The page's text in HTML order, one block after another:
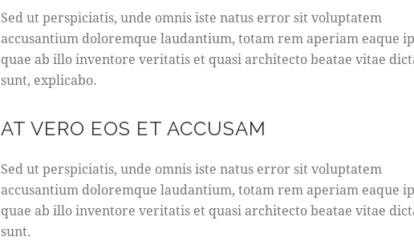
Sed ut perspiciatis, unde omnis iste natus error sit voluptatem
accusantium doloremque laudantium, totam rem aperiam eaque
quae ab illo inventore veritatis et quasi architecto beatae vitae
sunt, explicabo.
AT VERO EOS ET ACCUSAM
Sed ut perspiciatis, unde omnis iste natus error sit voluptatem
accusantium doloremque laudantium, totam rem aperiam eaque
quae ab illo inventore veritatis et quasi architecto beatae vitae
sunt.